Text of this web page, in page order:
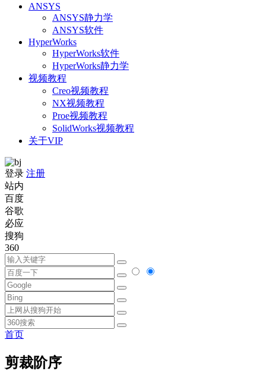
ANSYS
ANSYS静力学
ANSYS软件
HyperWorks
HyperWorks软件
HyperWorks静力学
视频教程
Creo视频教程
NX视频教程
Proe视频教程
SolidWorks视频教程
关于VIP
登录 注册
站内
百度
谷歌
必应
搜狗
360
首页
剪裁阶序